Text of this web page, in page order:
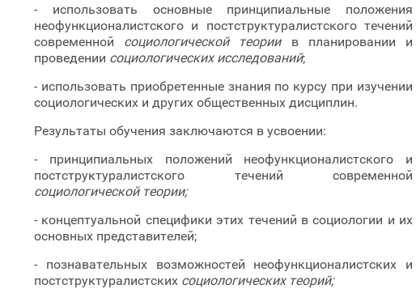
- использовать основные принципиальные положения
неофункционалистского и постструктуралистского течений
современной социологической теориив планировании и
проведении социологических исследований;
- использовать приобретенные знания по курсу при изучении
социологических и других общественных дисциплин.
Результаты обучения заключаются в усвоении:
- принципиальных положений неофункционалистского и
постструктуралистского течений современной
социологической теории;
- концептуальной специфики этих течений в социологии и их
основных представителей;
- познавательных возможностей неофункционалистских и
постструктуралистских социологических теорий;